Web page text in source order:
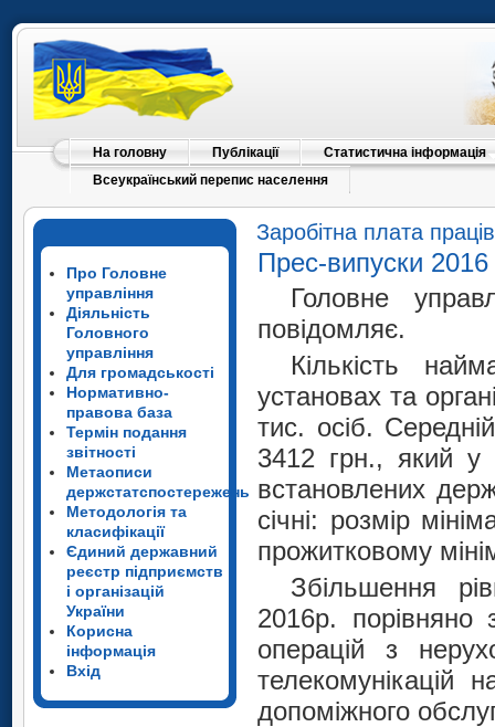
На головну Публікації
Статистична інформація
Всеукраїнський перепис населення
Про Головне
управління
Діяльність
Головного
управління
Для громадськості
Нормативно-
правова база
Термін подання
звітності
Метаописи
держстатспостережень
Методологія та
класифікації
Єдиний державний
реєстр підприємств
і організацій
України
Корисна
інформація
Вхід
Заробітна плата
Прес-випуски 2016
Головне
повідомляє.
Кількість
установах та
тис. осіб.
3412 грн., який у
встановлених
січні: розмір
прожитковому
Збільшення
2016р. порівняно
операцій з
телекомунікацій
допоміжного